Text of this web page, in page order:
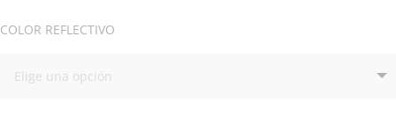
COLOR REFLECTIVO